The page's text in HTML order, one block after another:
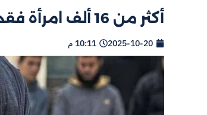
أكثر من 16 ألف امرأة فقدن أزواجهن.. مأساة نساء غزة بالأرقام
2025-10-20 10:11 م